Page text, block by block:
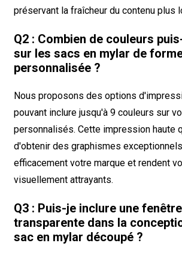
préservant la fraîcheur du contenu plus
Q2 : Combien de couleurs
sur les sacs en mylar de
personnalisée ?
Nous proposons des options
pouvant inclure jusqu'à 9 couleurs sur
personnalisés. Cette impression haute
d'obtenir des graphismes
efficacement votre marque et rendent
visuellement attrayants.
Q3 : Puis-je inclure une fenêtre
transparente dans la
sac en mylar découpé ?